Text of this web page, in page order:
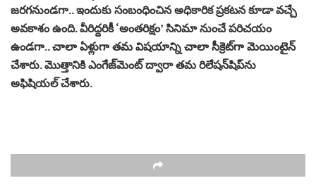
జరగనుండగా.. ఇందుకు సంబంధించిన అధికారిక ప్రకటన కూడా వచ్చే
అవకాశం ఉంది. వీరిద్దరికీ ‘అంతరిక్షం’ సినిమా నుంచే పరిచయం
ఉండగా.. చాలా ఏళ్లుగా తమ విషయాన్ని చాలా సీక్రెట్‌గా మెయింటైన్
చేశారు. మొత్తానికి ఎంగేజ్‌‌మెంట్ ద్వారా తమ రిలేషన్‌షిప్‌ను
అఫిషియల్ చేశారు.